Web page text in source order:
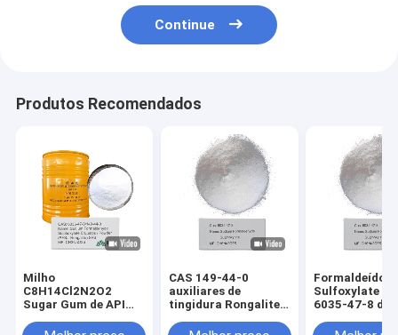
Continue
Produtos Recomendados
Milho
C8H14Cl2N2O2
Sugar Gum de API
80mesh CAS 11138-
CAS 149-44-0
auxiliares de
tingidura Rongalite
Formaldeído
Sulfoxylate
6035-47-8 do
Rongalite 98%